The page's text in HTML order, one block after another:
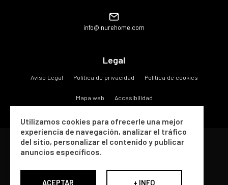
Utilizamos cookies para ofrecerle una mejor
experiencia de navegación, analizar el tráfico
del sitio, personalizar el contenido y publicar
anuncios específicos.
ACEPTAR + INFO
info@inurehome.com
Legal
Aviso Legal Política de privacidad Política de cookies
Mapa web Accesibilidad
Copyright © 2026 Inure Gestiones e Inversiones S.A..
Todos los derechos reservados
Diseño web SGM